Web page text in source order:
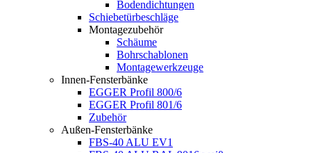
Bodendichtungen
Schiebetürbeschläge
Montagezubehör
Schäume
Bohrschablonen
Montagewerkzeuge
Innen-Fensterbänke
EGGER Profil 800/6
EGGER Profil 801/6
Zubehör
Außen-Fensterbänke
FBS-40 ALU EV1